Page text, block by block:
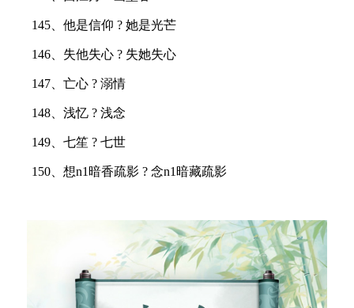
145、他是信仰 ? 她是光芒
146、失他失心 ? 失她失心
147、亡心 ? 溺情
148、浅忆 ? 浅念
149、七笙 ? 七世
150、想n1暗香疏影 ? 念n1暗藏疏影